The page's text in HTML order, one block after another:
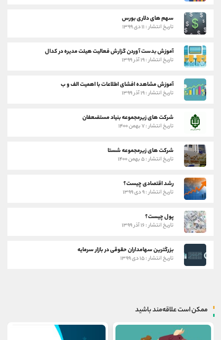
سهم های دلاری بورس
تاریخ انتشار : ۱۱ دی ۱۳۹۹
آموزش بدست آوردن گزارش فعالیت هیئت مدیره در کدال
تاریخ انتشار : ۱۹ آذر ۱۳۹۹
آموزش مشاهده افشای اطلاعات با اهمیت الف و ب
تاریخ انتشار : ۱۹ آذر ۱۳۹۹
شرکت های زیرمجموعه بنیاد مستضعفان
تاریخ انتشار : ۷ بهمن ۱۴۰۰
شرکت های زیرمجموعه شستا
تاریخ انتشار : ۵ بهمن ۱۴۰۰
رشد اقتصادی چیست؟
تاریخ انتشار : ۹ دی ۱۳۹۹
پول چیست؟
تاریخ انتشار : ۱۶ آذر ۱۳۹۹
بزرگترین سهامداران حقوقی در بازار سرمایه
تاریخ انتشار : ۱۵ دی ۱۳۹۹
ممکن است علاقه‌مند باشید